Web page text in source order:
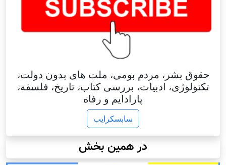
حقوق بشر، مردم بومی، ملت های بدون دولت،
تکنولوژی، ادبیات، بررسی کتاب، تاریخ، فلسفه،
پارادایم و رفاه
سابسکرایب
در همین بخش